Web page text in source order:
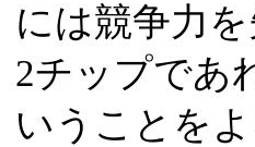
には競争力
2チップであ
いうことを